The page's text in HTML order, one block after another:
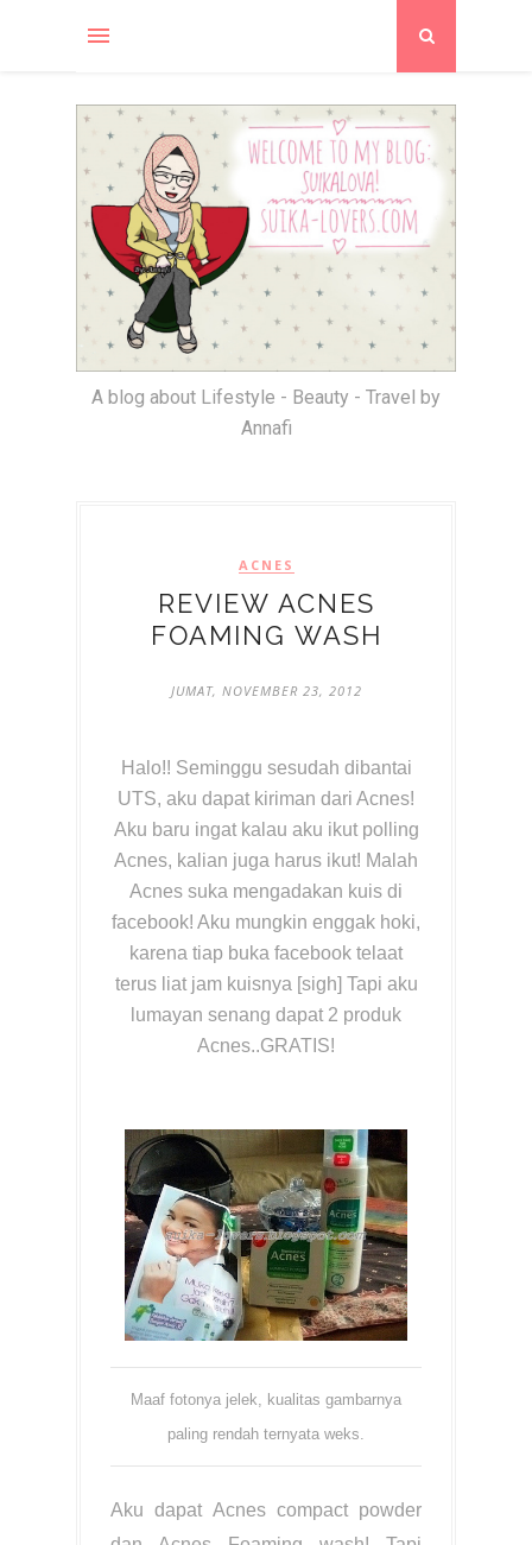
A blog about Lifestyle - Beauty - Travel by
Annafi
ACNES
REVIEW ACNES
FOAMING WASH
JUMAT, NOVEMBER 23, 2012
Halo!! Seminggu sesudah dibantai
UTS, aku dapat kiriman dari Acnes!
Aku baru ingat kalau aku ikut polling
Acnes, kalian juga harus ikut! Malah
Acnes suka mengadakan kuis di
facebook! Aku mungkin enggak hoki,
karena tiap buka facebook telaat
terus liat jam kuisnya [sigh] Tapi aku
lumayan senang dapat 2 produk
Acnes..GRATIS!
Maaf fotonya jelek, kualitas gambarnya
paling rendah ternyata weks.
Aku dapat Acnes compact powder